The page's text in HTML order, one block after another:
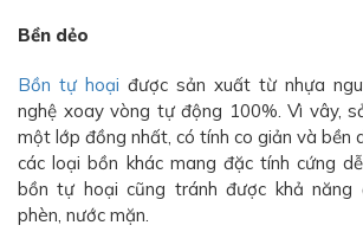
Bền dẻo
Bồn tự hoại được sản xuất từ nhựa
nghệ xoay vòng tự động 100%. Vì vây,
một lớp đồng nhất, có tính co giản và bền
các loại bồn khác mang đặc tính cứng
bồn tự hoại cũng tránh được khả năng
phèn, nước mặn.